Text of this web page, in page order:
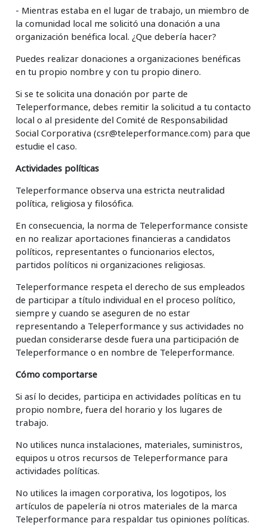
- Mientras estaba en el lugar de trabajo, un miembro de
la comunidad local me solicitó una donación a una
organización benéfica local. ¿Que debería hacer?
Puedes realizar donaciones a organizaciones benéficas
en tu propio nombre y con tu propio dinero.
Si se te solicita una donación por parte de
Teleperformance, debes remitir la solicitud a tu contacto
local o al presidente del Comité de Responsabilidad
Social Corporativa (csr@teleperformance.com) para que
estudie el caso.
Actividades políticas
Teleperformance observa una estricta neutralidad
política, religiosa y filosófica.
En consecuencia, la norma de Teleperformance consiste
en no realizar aportaciones financieras a candidatos
políticos, representantes o funcionarios electos,
partidos políticos ni organizaciones religiosas.
Teleperformance respeta el derecho de sus empleados
de participar a título individual en el proceso político,
siempre y cuando se aseguren de no estar
representando a Teleperformance y sus actividades no
puedan considerarse desde fuera una participación de
Teleperformance o en nombre de Teleperformance.
Cómo comportarse
Si así lo decides, participa en actividades políticas en tu
propio nombre, fuera del horario y los lugares de
trabajo.
No utilices nunca instalaciones, materiales, suministros,
equipos u otros recursos de Teleperformance para
actividades políticas.
No utilices la imagen corporativa, los logotipos, los
artículos de papelería ni otros materiales de la marca
Teleperformance para respaldar tus opiniones políticas.